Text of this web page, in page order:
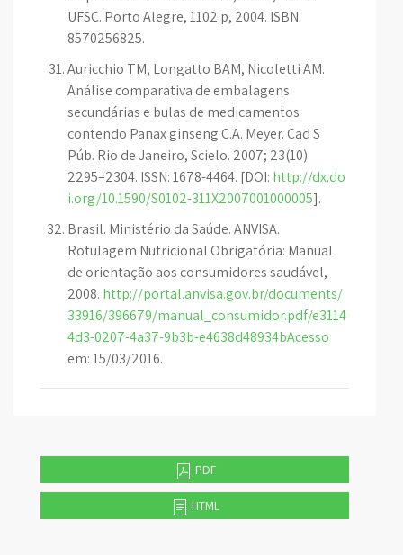
UFSC. Porto Alegre, 1102 p, 2004. ISBN:
8570256825.
Auricchio TM, Longatto BAM, Nicoletti AM.
Análise comparativa de embalagens
secundárias e bulas de medicamentos
contendo Panax ginseng C.A. Meyer. Cad S
Púb. Rio de Janeiro, Scielo. 2007; 23(10):
2295–2304. ISSN: 1678-4464. [DOI: http://dx.do
i.org/10.1590/S0102-311X2007001000005].
Brasil. Ministério da Saúde. ANVISA.
Rotulagem Nutricional Obrigatória: Manual
de orientação aos consumidores saudável,
2008. http://portal.anvisa.gov.br/documents/
33916/396679/manual_consumidor.pdf/e3114
4d3-0207-4a37-9b3b-e4638d48934bAcesso
em: 15/03/2016.
PDF
HTML